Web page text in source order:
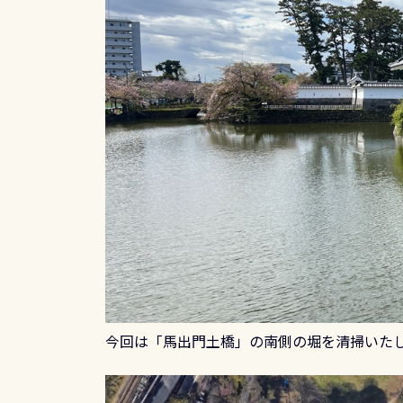
今回は「馬出門土橋」の南側の堀を清掃いた